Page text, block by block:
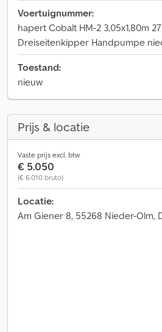
Voertuignummer:
hapert Cobalt HM-2 3,05x1,80m
Dreiseitenkipper Handpumpe
Toestand:
nieuw
Prijs & locatie
Vaste prijs excl. btw
€ 5.050
(€ 6.010 bruto)
Locatie:
Am Giener 8, 55268 Nieder-Olm,